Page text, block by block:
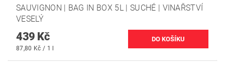
SAUVIGNON | BAG IN BOX 5L | SUCHÉ | VINAŘSTVÍ
VESELÝ
439 Kč
87,80 Kč / 1 l